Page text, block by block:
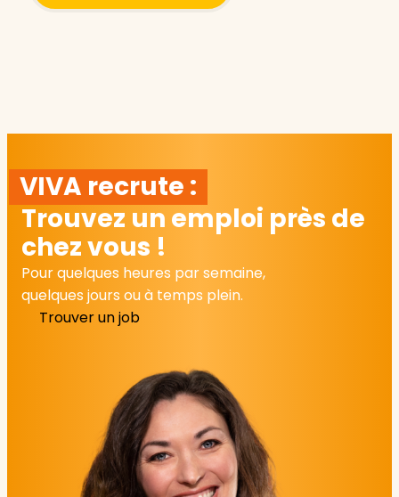
VIVA recrute :
Trouvez un emploi près de
chez vous !
Pour quelques heures par semaine,
quelques jours ou à temps plein.
Trouver un job